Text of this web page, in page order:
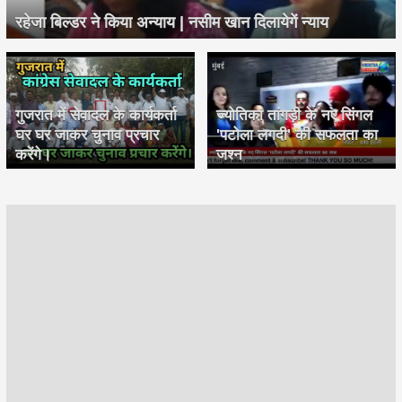
रहेजा बिल्डर ने किया अन्याय | नसीम खान दिलायेगें न्याय
गुजरात में सेवादल के कार्यकर्ता
घर घर जाकर चुनाव प्रचार
करेंगे।
ज्योतिका तांगड़ी के नए सिंगल
'पटोला लगदी' की सफलता का
जश्न